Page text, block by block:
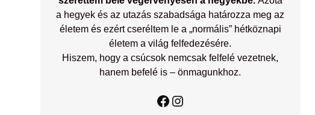
a hegyek és az utazás szabadsága határozza meg az
életem és ezért cseréltem le a „normális” hétköznapi
életem a világ felfedezésére.
Hiszem, hogy a csúcsok nemcsak felfelé vezetnek,
hanem befelé is – önmagunkhoz.
Facebook Instagram